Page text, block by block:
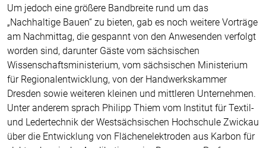
Um jedoch eine größere Bandbreite rund um das
„Nachhaltige Bauen“ zu bieten, gab es noch weitere Vorträge
am Nachmittag, die gespannt von den Anwesenden verfolgt
worden sind, darunter Gäste vom sächsischen
Wissenschaftsministerium, vom sächsischen Ministerium
für Regionalentwicklung, von der Handwerkskammer
Dresden sowie weiteren kleinen und mittleren Unternehmen.
Unter anderem sprach Philipp Thiem vom Institut für Textil-
und Ledertechnik der Westsächsischen Hochschule Zwickau
über die Entwicklung von Flächenelektroden aus Karbon für